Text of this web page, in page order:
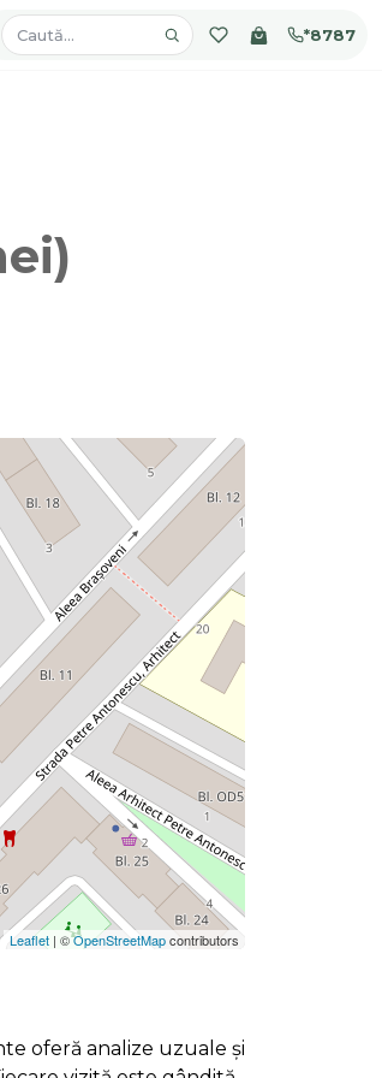
*8787
Leaflet | ©OpenStreetMapcontributors
oferă analize uzuale și